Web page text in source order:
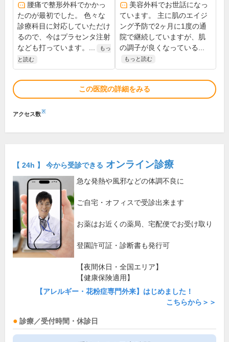
腰痛で整形外科でかかっ
たのが最初でした。 色々な
診療科目に対応していただけ
るので、今はプラセンタ注射
なども打っています。...
もっ
と読む
美容外科でお世話になっ
ています。 主に肌のエイジ
ング予防で2ヶ月に1度の通
院で継続していますが、肌
の調子が良くなっている...
もっと読む
この医院の詳細をみる
アクセス数※
【 24h 】 今から受診できる オンライン診療
急な発熱や風邪などの体調不良に
ご自宅・オフィスで受診出来ます
お薬はお近くの薬局、宅配便でお受け取り
登園許可証・診断書も発行可
【夜間休日・全国エリア】
【健康保険適用】
【アレルギー・花粉症専門外来】はじめました！
こちらから＞＞
診療／受付時間・休診日